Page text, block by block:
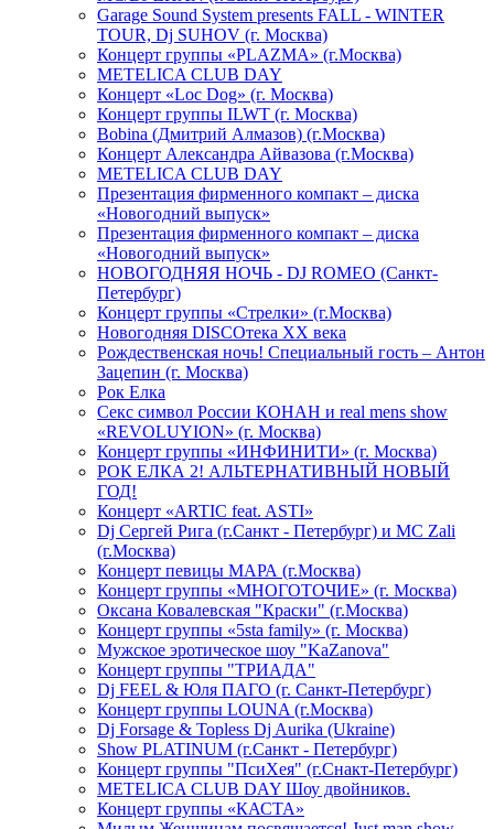
Garage Sound System presents FALL - WINTER
TOUR, Dj SUHOV (г. Москва)
Концерт группы «PLAZMA» (г.Москва)
METELICA CLUB DAY
Концерт «Loc Dog» (г. Москва)
Концерт группы ILWT (г. Москва)
Bobina (Дмитрий Алмазов) (г.Москва)
Концерт Александра Айвазова (г.Москва)
METELICA CLUB DAY
Презентация фирменного компакт – диска
«Новогодний выпуск»
Презентация фирменного компакт – диска
«Новогодний выпуск»
НОВОГОДНЯЯ НОЧЬ - DJ ROMEO (Санкт-
Петербург)
Концерт группы «Стрелки» (г.Москва)
Новогодняя DISCOтека ХХ века
Рождественская ночь! Специальный гость – Антон
Зацепин (г. Москва)
Рок Елка
Секс символ России КОНАН и real mens show
«REVOLUYION» (г. Москва)
Концерт группы «ИНФИНИТИ» (г. Москва)
РОК ЕЛКА 2! АЛЬТЕРНАТИВНЫЙ НОВЫЙ
ГОД!
Концерт «ARTIC feat. ASTI»
Dj Сергей Рига (г.Санкт - Петербург) и MC Zali
(г.Москва)
Концерт певицы МАРА (г.Москва)
Концерт группы «МНОГОТОЧИЕ» (г. Москва)
Оксана Ковалевская "Краски" (г.Москва)
Концерт группы «5sta family» (г. Москва)
Мужское эротическое шоу "KaZanova"
Концерт группы "ТРИАДА"
Dj FEEL & Юля ПАГО (г. Санкт-Петербург)
Концерт группы LOUNA (г.Москва)
Dj Forsage & Topless Dj Aurika (Ukraine)
Show PLATINUM (г.Санкт - Петербург)
Концерт группы "ПсиХея" (г.Снакт-Петербург)
METELICA CLUB DAY Шоу двойников.
Концерт группы «КАСТА»